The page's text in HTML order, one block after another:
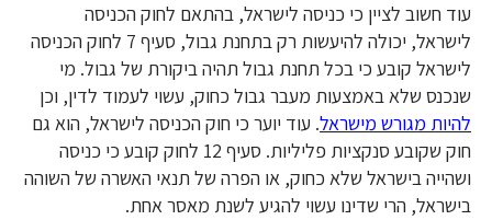
עוד חשוב לציין כי כניסה לישראל, בהתאם לחוק הכניסה
לישראל, יכולה להיעשות רק בתחנת גבול, סעיף 7 לחוק הכניסה
לישראל קובע כי בכל תחנת גבול תהיה ביקורת של גבול. מי
שנכנס שלא באמצעות מעבר גבול כחוק, עשוי לעמוד לדין, וכן
להיות מגורש מישראל. עוד יוער כי חוק הכניסה לישראל, הוא גם
חוק שקובע סנקציות פליליות. סעיף 12 לחוק קובע כי כניסה
ושהייה בישראל שלא כחוק, או הפרה של תנאי האשרה של השוהה
בישראל, הרי שדינו עשוי להגיע לשנת מאסר אחת.